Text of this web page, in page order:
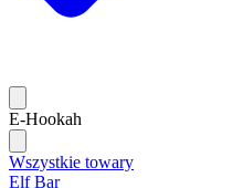
E-Hookah
Wszystkie towary
Elf Bar